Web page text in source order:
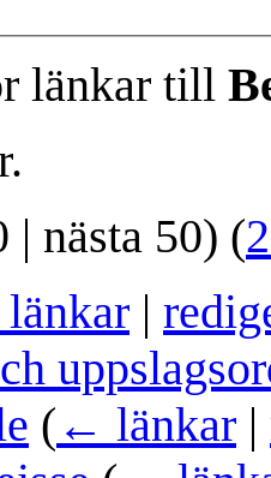
länkar till
| nästa 50) (
|
( ← länkar |